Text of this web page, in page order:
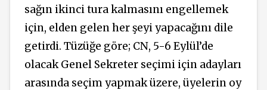
sağın ikinci tura kalmasını engellemek
için, elden gelen her şeyi yapacağını dile
getirdi. Tüzüğe göre; CN, 5-6 Eylül’de
olacak Genel Sekreter seçimi için adayları
arasında seçim yapmak üzere, üyelerin oy